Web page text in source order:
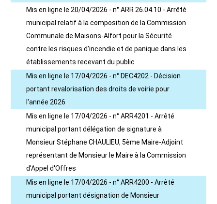
Mis en ligne le 20/04/2026 - n° ARR 26.04.10 - Arrêté
municipal relatif à la composition de la Commission
Communale de Maisons-Alfort pour la Sécurité
contre les risques d'incendie et de panique dans les
établissements recevant du public
Mis en ligne le 17/04/2026 - n° DEC4202 - Décision
portant revalorisation des droits de voirie pour
l'année 2026
Mis en ligne le 17/04/2026 - n° ARR4201 - Arrêté
municipal portant délégation de signature à
Monsieur Stéphane CHAULIEU, 5ème Maire-Adjoint
représentant de Monsieur le Maire à la Commission
d'Appel d'Offres
Mis en ligne le 17/04/2026 - n° ARR4200 - Arrêté
municipal portant désignation de Monsieur